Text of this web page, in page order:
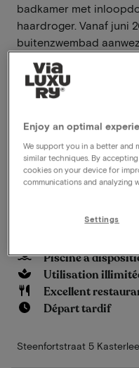
badkamer met
haardroger. Vanaf juni
buitenzwembad
De wellness in
oase van kalmte.
doucheruimtes. Kies
lichaam en geest in
waardoor je je
En savoir plus
Petit déjeuner
Piscine à
Utilisation
Excellent
Départ tardif
Steenfortstraat 5 Kasterlee
Enjoy an optimal
We support you in a better and
similar techniques. By
cookies on your device for
communications and analyzing
Settings